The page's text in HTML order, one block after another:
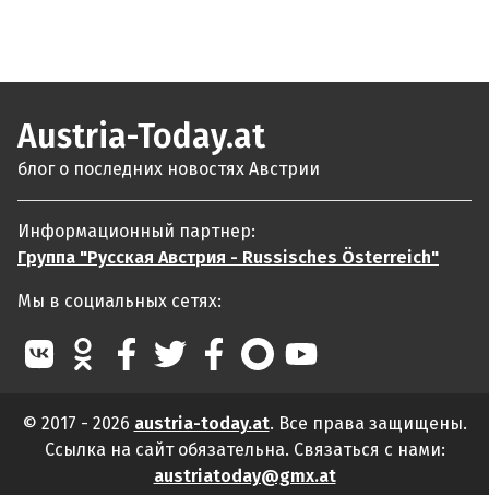
Austria-Today.at
блог о последних новостях Австрии
Информационный партнер:
Группа "Русская Австрия - Russisches Österreich"
Мы в социальных сетях:
© 2017 - 2026 austria-today.at. Все права защищены.
Ссылка на сайт обязательна. Связаться с нами:
austriatoday@gmx.at